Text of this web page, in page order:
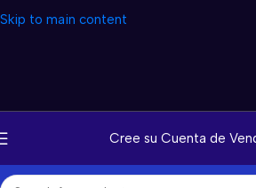
Skip to main content
Cree su Cuenta de